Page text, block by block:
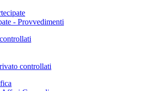
- Provvedimenti
controllati